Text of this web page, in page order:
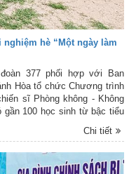
hè “Một ngày làm
377 phối hợp với Ban
Hòa tổ chức Chương trình
sĩ Phòng không - Không
gần 100 học sinh từ bậc tiểu
Chi tiết